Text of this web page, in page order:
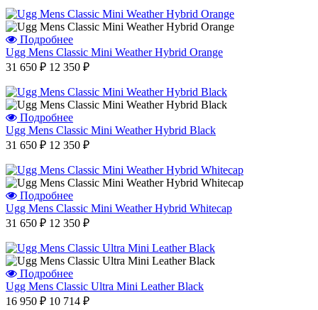
Подробнее
Ugg Mens Classic Mini Weather Hybrid Orange
31 650 ₽ 12 350 ₽
Подробнее
Ugg Mens Classic Mini Weather Hybrid Black
31 650 ₽ 12 350 ₽
Подробнее
Ugg Mens Classic Mini Weather Hybrid Whitecap
31 650 ₽ 12 350 ₽
Подробнее
Ugg Mens Classic Ultra Mini Leather Black
16 950 ₽ 10 714 ₽